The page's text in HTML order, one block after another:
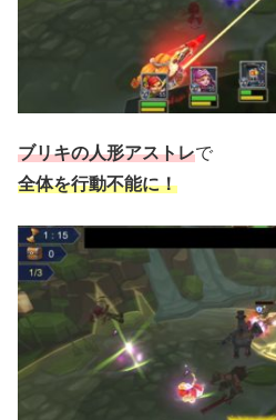
ブリキの人形アストレで
全体を行動不能に！